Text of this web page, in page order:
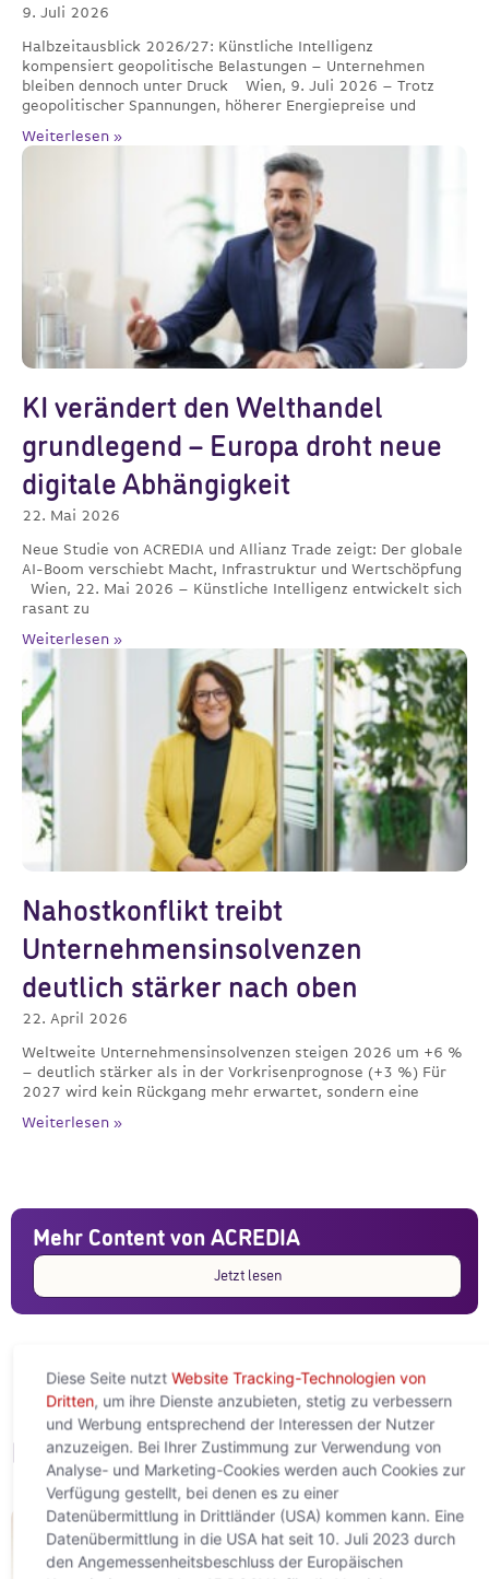
9. Juli 2026
Halbzeitausblick 2026/27: Künstliche Intelligenz
kompensiert geopolitische Belastungen – Unternehmen
bleiben dennoch unter Druck Wien, 9. Juli 2026 – Trotz
geopolitischer Spannungen, höherer Energiepreise und
Weiterlesen »
KI verändert den Welthandel
grundlegend – Europa droht neue
digitale Abhängigkeit
22. Mai 2026
Neue Studie von ACREDIA und Allianz Trade zeigt: Der globale
AI-Boom verschiebt Macht, Infrastruktur und Wertschöpfung
Wien, 22. Mai 2026 – Künstliche Intelligenz entwickelt sich
rasant zu
Weiterlesen »
Nahostkonflikt treibt
Unternehmensinsolvenzen
deutlich stärker nach oben
22. April 2026
Weltweite Unternehmensinsolvenzen steigen 2026 um +6 %
– deutlich stärker als in der Vorkrisenprognose (+3 %) Für
2027 wird kein Rückgang mehr erwartet, sondern eine
Weiterlesen »
Mehr Content von ACREDIA
Jetzt lesen
FAQ
Diese Seite nutzt Website Tracking-Technologien von
Dritten, um ihre Dienste anzubieten, stetig zu verbessern
und Werbung entsprechend der Interessen der Nutzer
anzuzeigen. Bei Ihrer Zustimmung zur Verwendung von
Analyse- und Marketing-Cookies werden auch Cookies zur
Verfügung gestellt, bei denen es zu einer
Datenübermittlung in Drittländer (USA) kommen kann. Eine
Datenübermittlung in die USA hat seit 10. Juli 2023 durch
den Angemessenheitsbeschluss der Europäischen